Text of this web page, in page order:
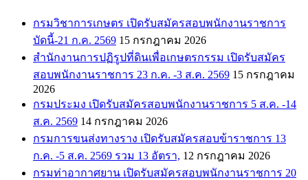
กรมวิชาการเกษตร เปิดรับสมัครสอบพนักงานราชการ
บัดนี้-21 ก.ค. 2569 15 กรกฎาคม 2026
สำนักงานการปฏิรูปที่ดินเพื่อเกษตรกรรม เปิดรับสมัคร
สอบพนักงานราชการ 23 ก.ค. -3 ส.ค. 2569 15 กรกฎาคม
2026
กรมประมง เปิดรับสมัครสอบพนักงานราชการ 5 ส.ค. -14
ส.ค. 2569 14 กรกฎาคม 2026
กรมการขนส่งทางราง เปิดรับสมัครสอบข้าราชการ 13
ก.ค. -5 ส.ค. 2569 รวม 13 อัตรา, 12 กรกฎาคม 2026
กรมท่าอากาศยาน เปิดรับสมัครสอบพนักงานราชการ 20